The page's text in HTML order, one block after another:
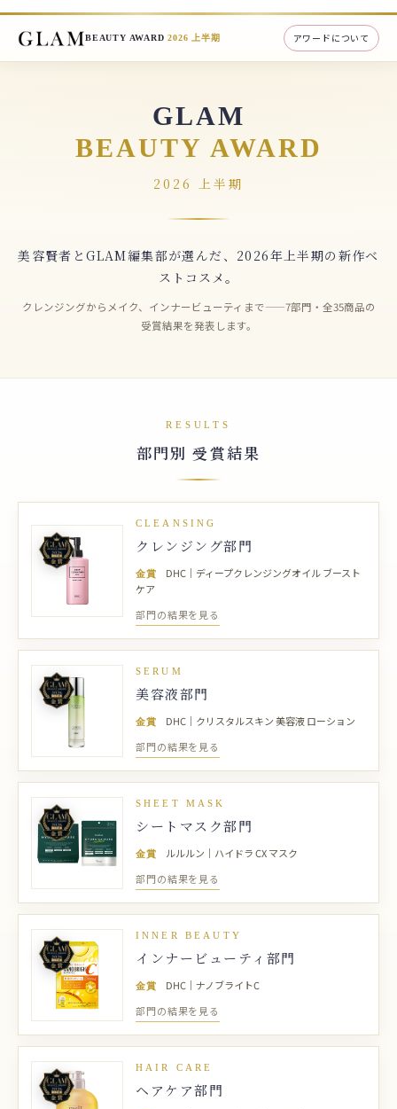
BEAUTY AWARD2026 上半期 アワードについて
GLAM
BEAUTY AWARD
2026 上半期
美容賢者とGLAM編集部が選んだ、2026年上半期の新作ベ
ストコスメ。
クレンジングからメイク、インナービューティまで——7部門・全35商品の
受賞結果を発表します。
RESULTS
部門別 受賞結果
CLEANSING
クレンジング部門
金賞 DHC｜ディープクレンジングオイル ブースト
ケア
部門の結果を見る
SERUM
美容液部門
金賞 DHC｜クリスタルスキン 美容液 ローション
部門の結果を見る
SHEET MASK
シートマスク部門
金賞 ルルルン｜ハイドラ CX マスク
部門の結果を見る
INNER BEAUTY
インナービューティ部門
金賞 DHC｜ナノブライトC
部門の結果を見る
HAIR CARE
ヘアケア部門